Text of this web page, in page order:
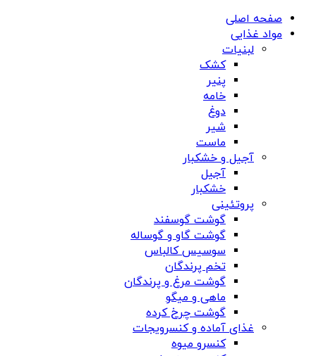
صفحه اصلی
مواد غذایی
لبنیات
کشک
پنیر
خامه
دوغ
شیر
ماست
آجیل و خشکبار
آجیل
خشکبار
پروتئینی
گوشت گوسفند
گوشت گاو و گوساله
سوسیس کالباس
تخم پرندگان
گوشت مرغ و پرندگان
ماهی و میگو
گوشت چرخ کرده
غذای آماده و کنسرویجات
کنسرو میوه